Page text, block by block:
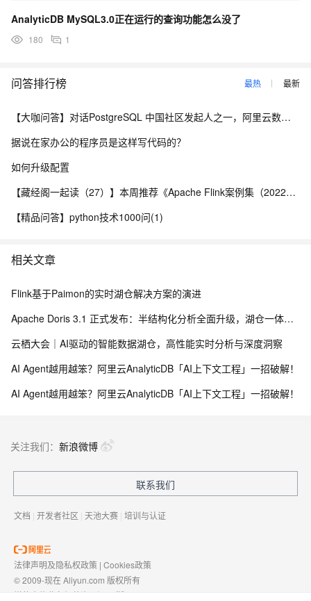
AnalyticDB MySQL3.0正在运行的查询功能怎么没了
180 1
问答排行榜 最热 最新
【大咖问答】对话PostgreSQL 中国社区发起人之一，阿里云数据库高级专家 德哥
据说在家办公的程序员是这样写代码的？
如何升级配置
【藏经阁一起读（27）】本周推荐《Apache Flink案例集（2022版）》，你有哪些心得？
【精品问答】python技术1000问(1)
相关文章
Flink基于Paimon的实时湖仓解决方案的演进
Apache Doris 3.1 正式发布：半结构化分析全面升级，湖仓一体能力再跃新高
云栖大会｜AI驱动的智能数据湖仓，高性能实时分析与深度洞察
AI Agent越用越笨？阿里云AnalyticDB「AI上下文工程」一招破解！
AI Agent越用越笨？阿里云AnalyticDB「AI上下文工程」一招破解！
关注我们： 新浪微博
联系我们
文档 | 开发者社区 | 天池大赛 | 培训与认证
法律声明及隐私权政策 | Cookies政策
© 2009-现在 Aliyun.com 版权所有
增值电信业务经营许可证： 浙B2-20080101